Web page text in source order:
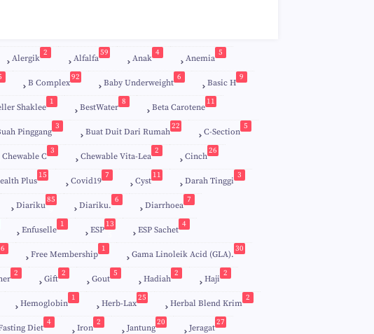
Alergik
2
Alfalfa
59
Anak
4
Anemia
5
B Complex
92
Baby Underweight
6
Basic H
9
Shaklee
1
BestWater
8
Beta Carotene
11
Pinggang
3
Buat Duit Dari Rumah
22
C-Section
5
Chewable C
3
Chewable Vita-Lea
2
Cinch
26
Plus
15
Covid19
7
Cyst
11
Darah Tinggi
3
Diariku
85
Diariku.
6
Diarrhoea
7
Enfuselle
1
ESP
13
ESP Sachet
4
6
Free Membership
1
Gama Linoleik Acid (GLA).
30
2
Gift
2
Gout
5
Hadiah
2
Haji
2
Hemoglobin
1
Herb-Lax
25
Herbal Blend Krim
2
Diet
4
Iron
2
Jantung
20
Jeragat
27